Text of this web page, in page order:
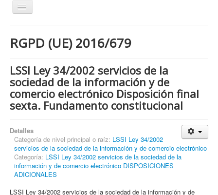
Toggle
Navigation
ZONA ABIERTA
Políticas de Cookies
¿Quienes tienen que cumplir con la LOPD RGPD?
¿Estas cumpliendo con la LOPD - RGPD?
¿Que podemos hacer por ti?
¿Cuando es obligatorio nombrar un DPD / DPO ?
Notas
Nosotros y contacto
Buscar...
RGPD (UE) 2016/679
LSSI Ley 34/2002 servicios de la
sociedad de la información y de
comercio electrónico Disposición final
sexta. Fundamento constitucional
Detalles
Categoría de nivel principal o raíz: LSSI Ley 34/2002
servicios de la sociedad de la información y de comercio electrónico
Categoría: LSSI Ley 34/2002 servicios de la sociedad de la
información y de comercio electrónico DISPOSICIONES
ADICIONALES
LSSI Ley 34/2002 servicios de la sociedad de la información y de